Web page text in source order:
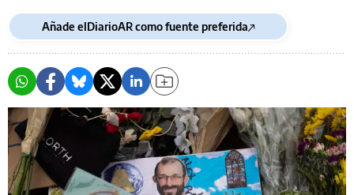
Añade elDiarioAR como fuente preferida